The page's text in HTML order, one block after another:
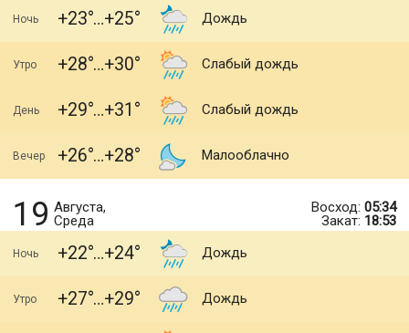
Ночь +23 +25 Дождь
Утро +28 +30 Слабый дождь
День +29 +31 Слабый дождь
Вечер +26 +28 Малооблачно
19 Августа,
Среда
Восход: 05:34
Закат: 18:53
Ночь +22 +24 Дождь
Утро +27 +29 Дождь